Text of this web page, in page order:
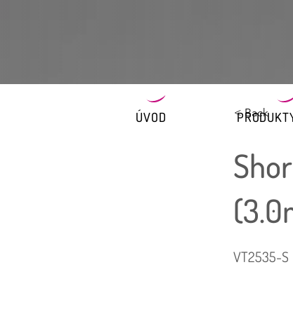
< Back
VT2535-S
ÚVOD